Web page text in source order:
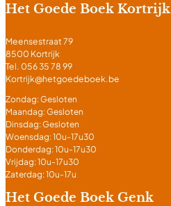
Het Goede Boek Kortrijk
Meensestraat 79
8500 Kortrijk
Tel. 056 35 78 99
Kortrijk@hetgoedeboek.be
Zondag: Gesloten
Maandag: Gesloten
Dinsdag: Gesloten
Woensdag: 10u-17u30
Donderdag: 10u-17u30
Vrijdag: 10u-17u30
Zaterdag: 10u-17u
Het Goede Boek Genk